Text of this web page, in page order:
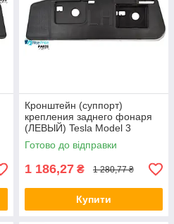
Кронштейн (суппорт)
крепления заднего фонаря
(ЛЕВЫЙ) Tesla Model 3
(1083992-00-D) ALL Качество
+ 1039
Готово до відправки
1 186,27 ₴ 1 280,77 ₴
Купити